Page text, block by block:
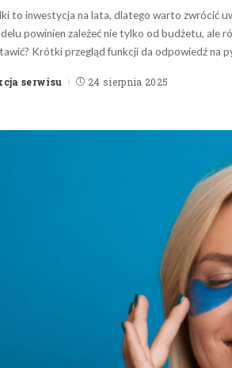
to inwestycja na lata, dlatego warto zwrócić
powinien zależeć nie tylko od budżetu, ale
Krótki przegląd funkcji da odpowiedź na
serwisu 24 sierpnia 2025